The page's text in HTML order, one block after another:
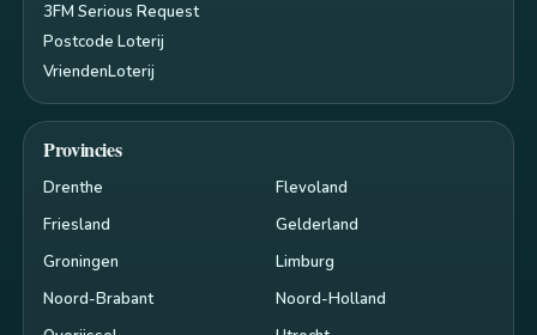
3FM Serious Request
Postcode Loterij
VriendenLoterij
Provincies
Drenthe
Flevoland
Friesland
Gelderland
Groningen
Limburg
Noord-Brabant
Noord-Holland